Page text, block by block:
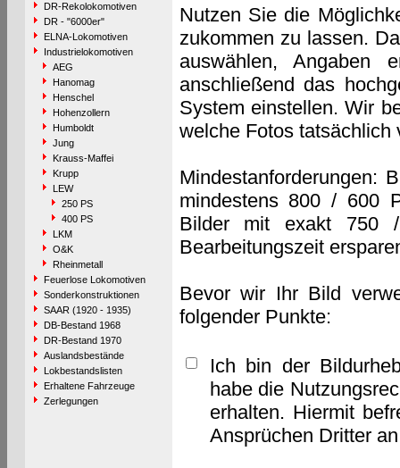
DR-Rekolokomotiven
DR - "6000er"
ELNA-Lokomotiven
Industrielokomotiven
AEG
Hanomag
Henschel
Hohenzollern
Humboldt
Jung
Krauss-Maffei
Krupp
LEW
250 PS
400 PS
LKM
O&K
Rheinmetall
Feuerlose Lokomotiven
Sonderkonstruktionen
SAAR (1920 - 1935)
DB-Bestand 1968
DR-Bestand 1970
Auslandsbestände
Lokbestandslisten
Erhaltene Fahrzeuge
Zerlegungen
Nutzen Sie die
zukommen zu lassen.
auswählen, Angaben
anschließend das
System einstellen. Wir
welche Fotos tatsächlich
Mindestanforderungen:
mindestens 800 / 600
Bilder mit exakt 750
Bearbeitungszeit
Bevor wir Ihr Bild
folgender Punkte:
Ich bin der
habe die
erhalten. Hiermit
Ansprüchen Dritter